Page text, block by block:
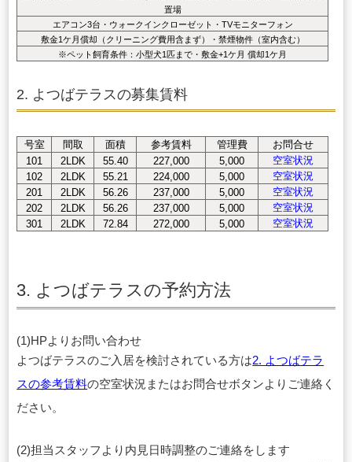
置場
エアコン3台・ウォークインクローゼット・TVモニターフォン
敷金1ケ月償却（クリーニング費用含まず）・禁煙物件（室内含む）
※ペット飼育条件：小型犬1匹まで・敷金+1ケ月 償却1ケ月
2. よつばテラスの募集賃料
号室 間取 面積 参考賃料 管理費
お問合せ
101
2LDK 55.40 227,000 5,000
空室状況
102
2LDK 55.21 224,000 5,000
空室状況
201
2LDK 56.26 237,000 5,000
空室状況
202
2LDK 56.26 237,000 5,000
空室状況
301
2LDK 72.84 272,000 5,000 空室状況
3. よつばテラスの予約方法
(1)HPよりお問い合わせ
よつばテラスのご入居を検討されている方は2. よつばテラ
スの参考賃料の空室状況またはお問合せボタンよりご連絡く
ださい。
(2)担当スタッフより内見日時調整のご連絡をします